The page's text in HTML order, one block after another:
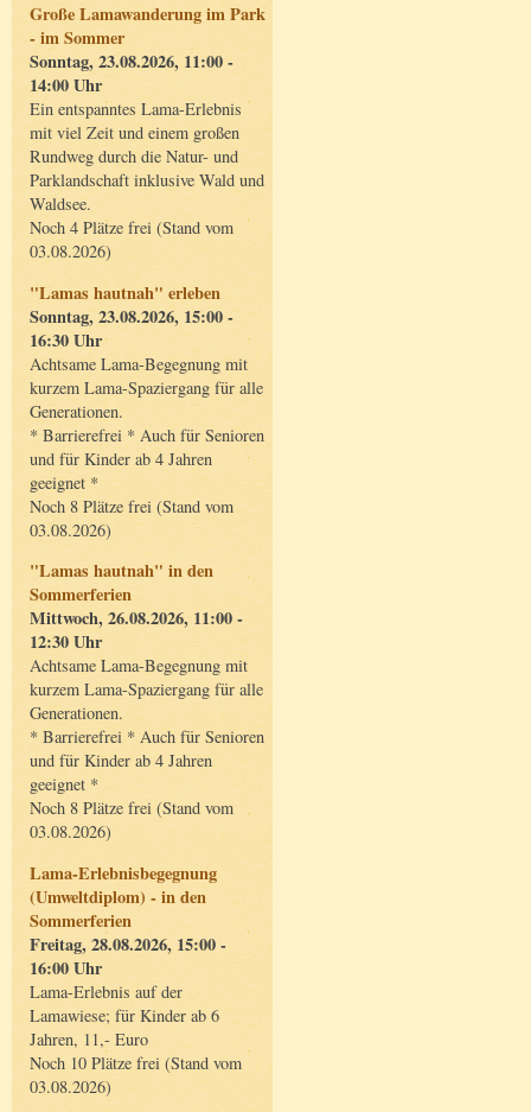
Große Lamawanderung im Park
- im Sommer
Sonntag, 23.08.2026, 11:00 -
14:00 Uhr
Ein entspanntes Lama-Erlebnis
mit viel Zeit und einem großen
Rundweg durch die Natur- und
Parklandschaft inklusive Wald und
Waldsee.
Noch 4 Plätze frei (Stand vom
03.08.2026)
"Lamas hautnah" erleben
Sonntag, 23.08.2026, 15:00 -
16:30 Uhr
Achtsame Lama-Begegnung mit
kurzem Lama-Spaziergang für alle
Generationen.
* Barrierefrei * Auch für Senioren
und für Kinder ab 4 Jahren
geeignet *
Noch 8 Plätze frei (Stand vom
03.08.2026)
"Lamas hautnah" in den
Sommerferien
Mittwoch, 26.08.2026, 11:00 -
12:30 Uhr
Achtsame Lama-Begegnung mit
kurzem Lama-Spaziergang für alle
Generationen.
* Barrierefrei * Auch für Senioren
und für Kinder ab 4 Jahren
geeignet *
Noch 8 Plätze frei (Stand vom
03.08.2026)
Lama-Erlebnisbegegnung
(Umweltdiplom) - in den
Sommerferien
Freitag, 28.08.2026, 15:00 -
16:00 Uhr
Lama-Erlebnis auf der
Lamawiese; für Kinder ab 6
Jahren, 11,- Euro
Noch 10 Plätze frei (Stand vom
03.08.2026)